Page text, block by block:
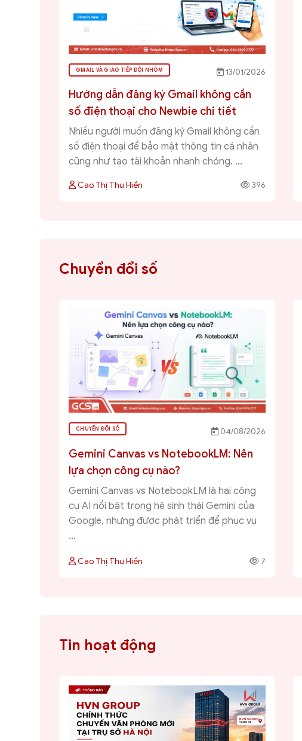
GMAIL VÀ GIAO TIẾP ĐỘI NHÓM 13/01/2026
Hướng dẫn đăng ký Gmail không cần
số điện thoại cho Newbie chi tiết
Nhiều người muốn đăng ký Gmail không cần
số điện thoại để bảo mật thông tin cá nhân
cũng như tạo tài khoản nhanh chóng. ...
Cao Thị Thu Hiền 396
Chuyển đổi số
CHUYỂN ĐỔI SỐ 04/08/2026
Gemini Canvas vs NotebookLM: Nên
lựa chọn công cụ nào?
Gemini Canvas vs NotebookLM là hai công
cụ AI nổi bật trong hệ sinh thái Gemini của
Google, nhưng được phát triển để phục vụ
...
Cao Thị Thu Hiền 7
Tin hoạt động